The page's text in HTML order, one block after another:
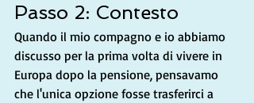
Passo 2: Contesto
Quando il mio compagno e io abbiamo
discusso per la prima volta di vivere in
Europa dopo la pensione, pensavamo
che l'unica opzione fosse trasferirci a